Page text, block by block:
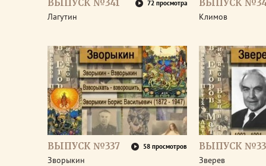
ВЫПУСК №341 72 просмотра
Лагутин
ВЫПУСК
Климов
ВЫПУСК №337 58 просмотров
Зворыкин
ВЫПУСК
Зверев